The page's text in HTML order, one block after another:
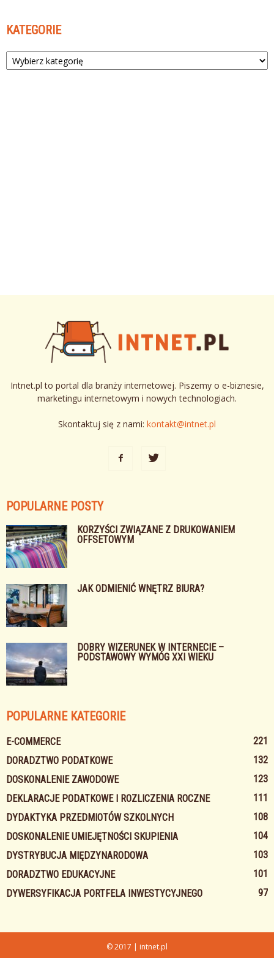
KATEGORIE
Kategorie
Intnet.pl to portal dla branży internetowej. Piszemy o e-biznesie,
marketingu internetowym i nowych technologiach.
Skontaktuj się z nami: kontakt@intnet.pl
POPULARNE POSTY
KORZYŚCI ZWIĄZANE Z DRUKOWANIEM
OFFSETOWYM
JAK ODMIENIĆ WNĘTRZ BIURA?
DOBRY WIZERUNEK W INTERNECIE –
PODSTAWOWY WYMÓG XXI WIEKU
POPULARNE KATEGORIE
E-COMMERCE
221
DORADZTWO PODATKOWE
132
DOSKONALENIE ZAWODOWE
123
DEKLARACJE PODATKOWE I ROZLICZENIA ROCZNE
111
DYDAKTYKA PRZEDMIOTÓW SZKOLNYCH
108
DOSKONALENIE UMIEJĘTNOŚCI SKUPIENIA
104
DYSTRYBUCJA MIĘDZYNARODOWA
103
DORADZTWO EDUKACYJNE
101
DYWERSYFIKACJA PORTFELA INWESTYCYJNEGO
97
© 2017 | intnet.pl